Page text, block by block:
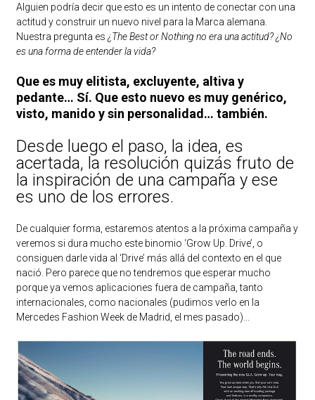
Alguien podría decir que esto es un intento de conectar con una
actitud y construir un nuevo nivel para la Marca alemana.
Nuestra pregunta es ¿The Best or Nothing no era una actitud? ¿No
es una forma de entender la vida?
Que es muy elitista, excluyente, altiva y
pedante… Sí. Que esto nuevo es muy genérico,
visto, manido y sin personalidad… también.
Desde luego el paso, la idea, es
acertada, la resolución quizás fruto de
la inspiración de una campaña y ese
es uno de los errores.
De cualquier forma, estaremos atentos a la próxima campaña y
veremos si dura mucho este binomio ‘Grow Up. Drive’, o
consiguen darle vida al ‘Drive’ más allá del contexto en el que
nació. Pero parece que no tendremos que esperar mucho
porque ya vemos aplicaciones fuera de campaña, tanto
internacionales, como nacionales (pudimos verlo en la
Mercedes Fashion Week de Madrid, el mes pasado)...